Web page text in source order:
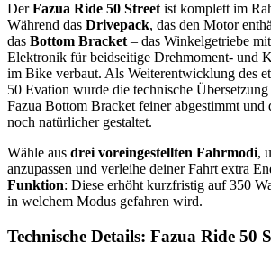
DerFazua Ride 50 Street ist komplett im
Während das Drivepack, das den Motor
das Bottom Bracket – das Winkelgetriebe
Elektronik für beidseitige Drehmoment- und
im Bike verbaut. Als Weiterentwicklung des
50 Evation wurde die technische
Fazua Bottom Bracket feiner abgestimmt und
noch natürlicher gestaltet.
Wähle aus drei voreingestellten Fahrmodi,
anzupassen und verleihe deiner Fahrt extra
Funktion: Diese erhöht kurzfristig auf 350
in welchem Modus gefahren wird.
Technische Details: Fazua Ride 50